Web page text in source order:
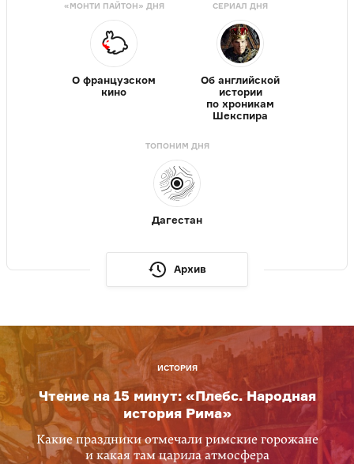
«МОНТИ ПАЙТОН» ДНЯ
О французском
кино
СЕРИАЛ ДНЯ
Об английской
истории
по хроникам
Шекспира
ТОПОНИМ ДНЯ
Дагестан
Архив
ИСТОРИЯ
Чтение на 15 минут: «Плебс. Народная
история Рима»
Какие праздники отмечали римские горожане
и какая там царила атмосфера